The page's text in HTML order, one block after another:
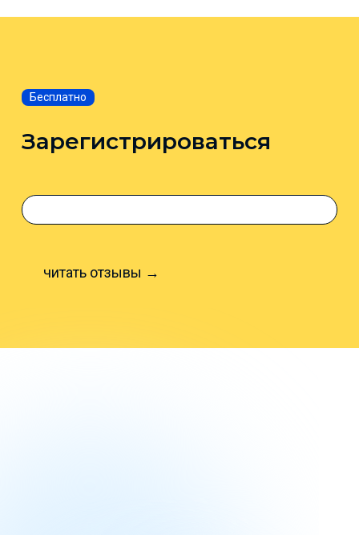
Бесплатно
Зарегистрироваться
читать отзывы →